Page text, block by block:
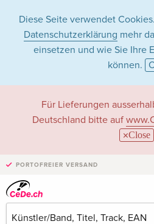
Diese Seite verwendet
Datenschutzerklärung mehr
einsetzen und wie Sie Ihre
können.
Für Lieferungen
Deutschland bitte auf
Close
PORTOFREIER VERSAND